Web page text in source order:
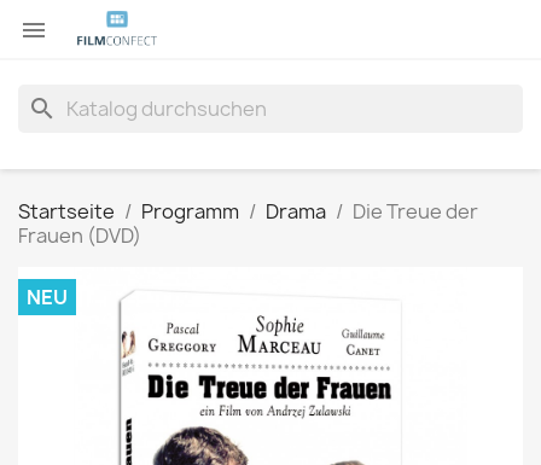

search
Startseite Programm Drama
Die Treue der
Frauen (DVD)
NEU